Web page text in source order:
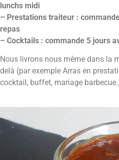
lunchs midi
– Prestations traiteur :
repas
– Cocktails : commande 5 jours
Nous livrons nous même dans la
delà (par exemple Arras en
cocktail, buffet, mariage